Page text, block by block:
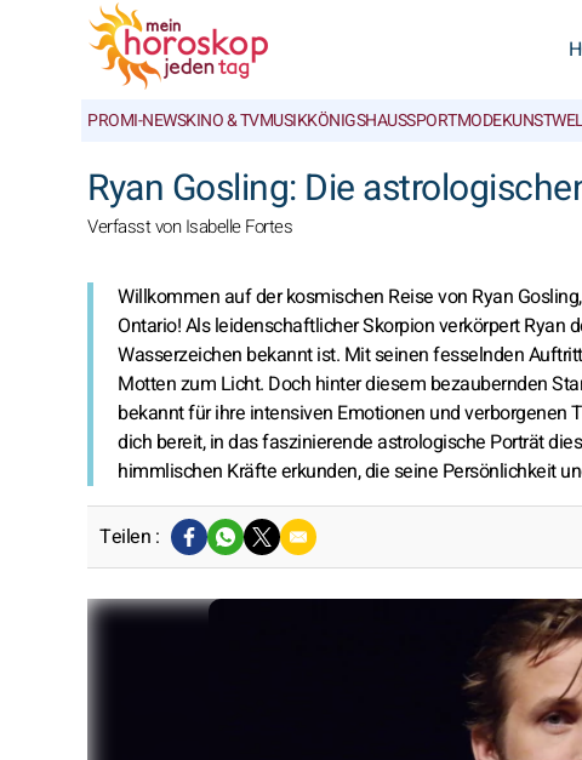
PROMI-NEWSKINO & TVMUSIKKÖNIGSHAUSSPORTMODE
Ryan Gosling: Die
Verfasst von Isabelle Fortes
Willkommen auf der kosmischen Reise von Ryan
Ontario! Als leidenschaftlicher Skorpion verkörpert
Wasserzeichen bekannt ist. Mit seinen fesselnden
Motten zum Licht. Doch hinter diesem bezaubernden
bekannt für ihre intensiven Emotionen und verborgenen
dich bereit, in das faszinierende astrologische Porträt
himmlischen Kräfte erkunden, die seine Persönlichkeit
Teilen :